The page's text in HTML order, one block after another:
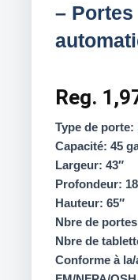
–
Reg.
Type de
Capacité: 45
Largeur: 43″
Profondeur:
Hauteur: 65″
Nbre de
Nbre de
Conforme à